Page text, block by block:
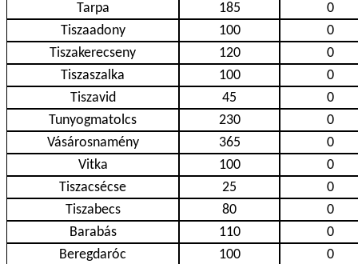
Tarpa
185
0
Tiszaadony
100
0
Tiszakerecseny
120
0
Tiszaszalka
100
0
Tiszavid
45
0
Tunyogmatolcs
230
0
Vásárosnamény
365
0
Vitka
100
0
Tiszacsécse
25
0
Tiszabecs
80
0
Barabás
110
0
Beregdaróc
100
0